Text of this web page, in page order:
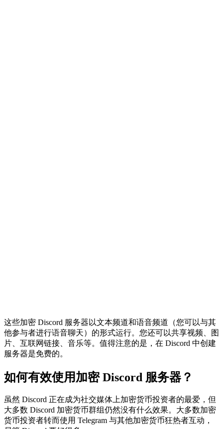
这些加密 Discord 服务器以文本频道和语音频道（您可以与其
他参与者进行语音聊天）的形式运行。您还可以共享视频、图
片、互联网链接、音乐等。值得注意的是，在 Discord 中创建
服务器是免费的。
如何有效使用加密 Discord 服务器？
虽然 Discord 正在成为社交媒体上加密货币投资者的最爱，但
大多数 Discord 加密货币群组仍然没有什么效果。大多数加密
货币投资者转而使用 Telegram 与其他加密货币狂热者互动，